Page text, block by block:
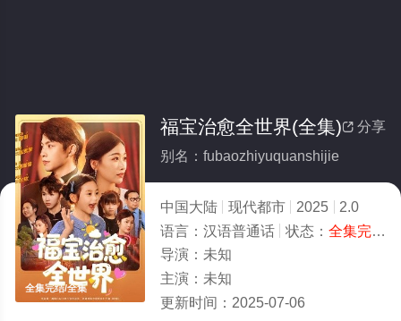
全集完结/全集
 分享
福宝治愈全世界(全集)
别名：fubaozhiyuquanshijie
中国大陆 现代都市 2025
2.0
语言： 汉语普通话 状态： 全集完结
导演： 未知
主演： 未知
更新时间： 2025-07-06